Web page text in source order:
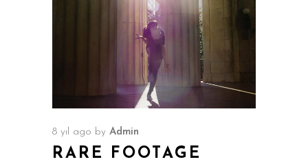
8 yıl ago by Admin
RARE FOOTAGE